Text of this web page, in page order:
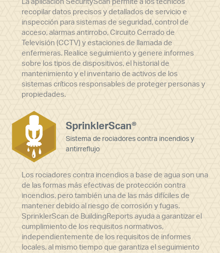
La aplicación SecurityScan permite a los técnicos
recopilar datos precisos y detallados de servicio e
inspección para sistemas de seguridad, control de
acceso, alarmas antirrobo, Circuito Cerrado de
Televisión (CCTV) y estaciones de llamada de
enfermeras. Realice seguimiento y genere informes
sobre los tipos de dispositivos, el historial de
mantenimiento y el inventario de activos de los
sistemas críticos responsables de proteger personas y
propiedades.
SprinklerScan®
Sistema de rociadores contra incendios y
antirreflujo
Los rociadores contra incendios a base de agua son una
de las formas más efectivas de protección contra
incendios, pero también una de las más difíciles de
mantener debido al riesgo de corrosión y fugas.
SprinklerScan de BuildingReports ayuda a garantizar el
cumplimiento de los requisitos normativos,
independientemente de los requisitos de informes
locales, al mismo tiempo que garantiza el seguimiento